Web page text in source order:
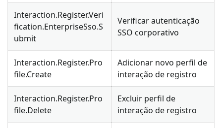
Interaction.Register.Veri
fication.EnterpriseSso.S
ubmit
Verificar autenticação
SSO corporativo
Interaction.Register.Pro
file.Create
Adicionar novo perfil de
interação de registro
Interaction.Register.Pro
file.Delete
Excluir perfil de
interação de registro